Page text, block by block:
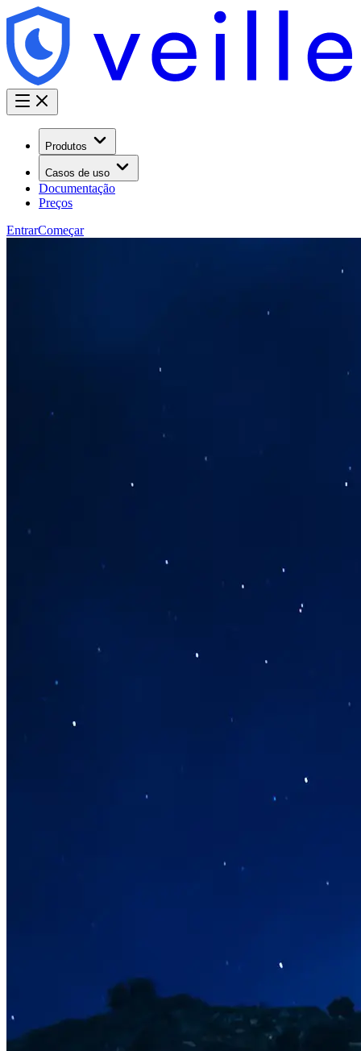
Produtos
Casos de uso
Documentação
Preços
EntrarComeçar